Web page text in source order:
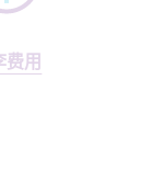
费用